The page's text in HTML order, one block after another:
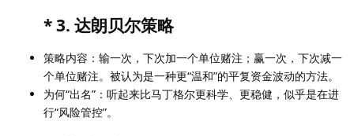
* 3. 达朗贝尔策略
策略内容：输一次，下次加一个单位赌注；赢一次，下次减一
个单位赌注。被认为是一种更“温和”的平复资金波动的方法。
为何“出名”：听起来比马丁格尔更科学、更稳健，似乎是在进
行“风险管控”。